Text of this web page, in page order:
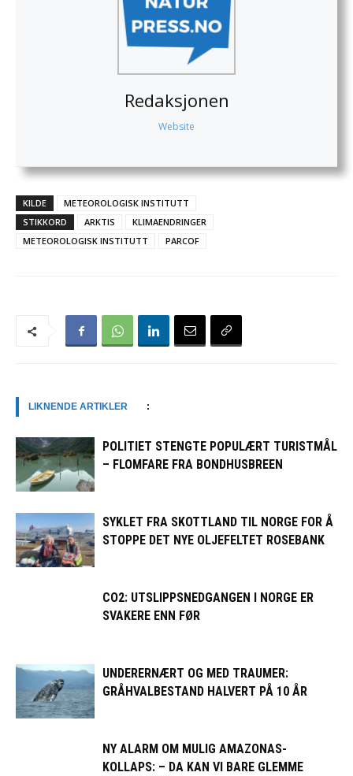
Redaksjonen
Website
KILDE
METEOROLOGISK INSTITUTT
STIKKORD
ARKTIS
KLIMAENDRINGER
METEOROLOGISK INSTITUTT
PARCOF
LIKNENDE ARTIKLER :
POLITIET STENGTE POPULÆRT TURISTMÅL
– FLOMFARE FRA BONDHUSBREEN
SYKLET FRA SKOTTLAND TIL NORGE FOR Å
STOPPE DET NYE OLJEFELTET ROSEBANK
CO2: UTSLIPPSNEDGANGEN I NORGE ER
SVAKERE ENN FØR
UNDERERNÆRT OG MED TRAUMER:
GRÅHVALBESTAND HALVERT PÅ 10 ÅR
NY ALARM OM MULIG AMAZONAS-
KOLLAPS: – DA KAN VI BARE GLEMME